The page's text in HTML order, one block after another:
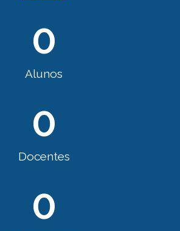
Alunos
0
Docentes
0
0